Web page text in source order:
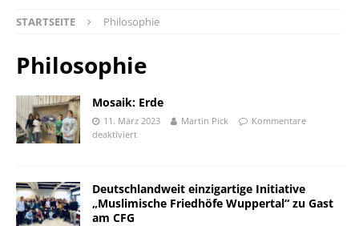
STARTSEITE Philosophie
Philosophie
Mosaik: Erde
11. März 2023 Martin Pick
Kommentare
deaktiviert
Deutschlandweit einzigartige Initiative
„Muslimische Friedhöfe Wuppertal“ zu Gast
am CFG